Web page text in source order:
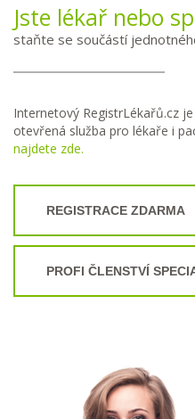
Jste lékař nebo
staňte se součástí
Internetový RegistrLékařů.cz
otevřená služba pro lékaře i
najdete zde.
REGISTRACE ZDARMA
PROFI ČLENSTVÍ